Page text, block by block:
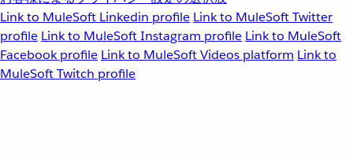
Link to MuleSoft Linkedin profile Link to MuleSoft Twitter
profile Link to MuleSoft Instagram profile Link to MuleSoft
Facebook profile Link to MuleSoft Videos platform Link to
MuleSoft Twitch profile